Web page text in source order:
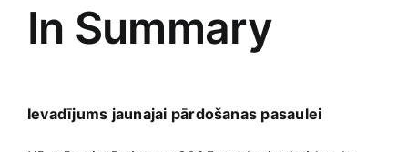
In Summary
Ievadījums jaunajai ‌pārdošanas pasaulei